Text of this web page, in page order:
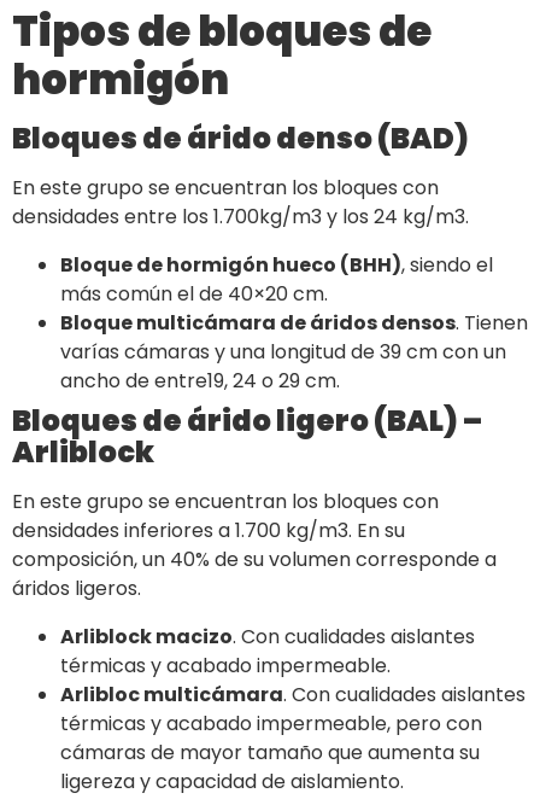
Tipos de bloques de
hormigón
Bloques de árido denso (BAD)
En este grupo se encuentran los bloques con
densidades entre los 1.700kg/m3 y los 24 kg/m3.
Bloque de hormigón hueco (BHH), siendo el
más común el de 40×20 cm.
Bloque multicámara de áridos densos. Tienen
varías cámaras y una longitud de 39 cm con un
ancho de entre19, 24 o 29 cm.
Bloques de árido ligero (BAL) –
Arliblock
En este grupo se encuentran los bloques con
densidades inferiores a 1.700 kg/m3. En su
composición, un 40% de su volumen corresponde a
áridos ligeros.
Arliblock macizo. Con cualidades aislantes
térmicas y acabado impermeable.
Arlibloc multicámara. Con cualidades aislantes
térmicas y acabado impermeable, pero con
cámaras de mayor tamaño que aumenta su
ligereza y capacidad de aislamiento.